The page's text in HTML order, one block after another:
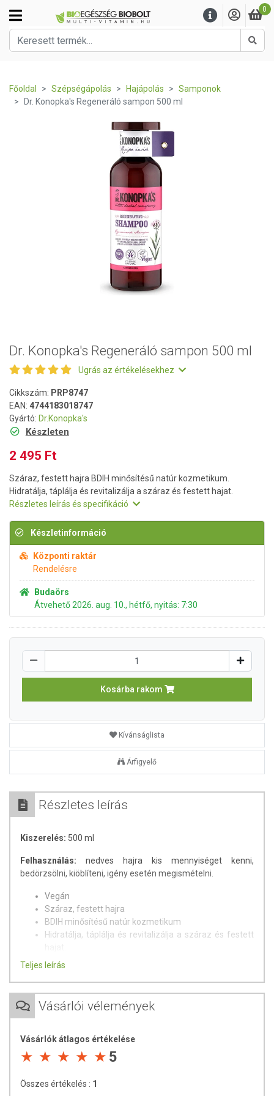
0
Főoldal Szépségápolás Hajápolás
Samponok
Dr. Konopka's Regeneráló sampon 500 ml
Dr. Konopka's Regeneráló sampon 500 ml
Ugrás az értékelésekhez
Cikkszám: PRP8747
EAN: 4744183018747
Gyártó: Dr.Konopka's
Készleten
2 495 Ft
Száraz, festett hajra BDIH minősítésű natúr kozmetikum.
Hidratálja, táplálja és revitalizálja a száraz és festett hajat.
Részletes leírás és specifikáció
Készletinformáció
Központi raktár
Rendelésre
Budaörs
Átvehető 2026. aug. 10., hétfő, nyitás: 7:30
Kosárba rakom
Kívánságlista
Árfigyelő
Részletes leírás
Kiszerelés: 500 ml
Felhasználás: nedves hajra kis mennyiséget kenni,
bedörzsölni, kiöblíteni, igény esetén megismételni.
Vegán
Száraz, festett hajra
BDIH minősítésű natúr kozmetikum
Hidratálja, táplálja és revitalizálja a száraz és festett
Dr. Konopka különleges, 52. számú növényi bio olajával
Minőségét megőrzi:a csomagoláson / terméken jelezett
időppontig.
A termék belső fogyasztásra nem alkalmas. A termék nem
helyettesítésére alkalmas. Betegség esetén használatát beszélje
Teljes leírás
Vásárlói vélemények
Vásárlók átlagos értékelése
5
Összes értékelés : 1